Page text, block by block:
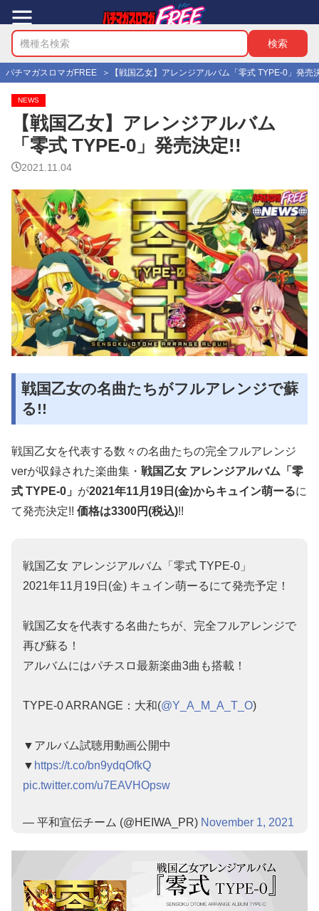
パチマガスロマガFREE 【戦国乙女】アレンジアルバム「零式 TYPE-0」発売
NEWS
【戦国乙女】アレンジアルバム
「零式 TYPE-0」発売決定!!
2021.11.04
戦国乙女の名曲たちがフルアレンジで蘇
る!!
戦国乙女を代表する数々の名曲たちの完全フルアレンジ
verが収録された楽曲集・ 戦国乙女 アレンジアルバム「零
式 TYPE-0」 が2021年11月19日(金)からキュイン萌ーるに
て発売決定!! 価格は3300円(税込)!!
戦国乙女 アレンジアルバム「零式 TYPE-0」
2021年11月19日(金) キュイン萌ーるにて発売予定！
戦国乙女を代表する名曲たちが、完全フルアレンジで
再び蘇る！
アルバムにはパチスロ最新楽曲3曲も搭載！
TYPE-0 ARRANGE：大和(@Y_A_M_A_T_O)
▼アルバム試聴用動画公開中
▼ https://t.co/bn9ydqOfkQ
pic.twitter.com/u7EAVHOpsw
— 平和宣伝チーム (@HEIWA_PR) November 1, 2021